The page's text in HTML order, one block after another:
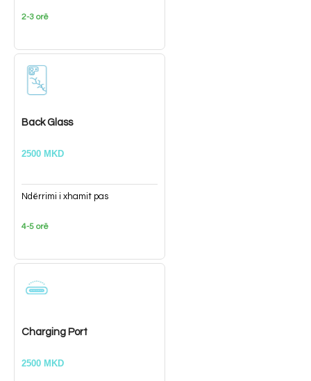
2-3 orë
Back Glass
2500 MKD
Ndërrimi i xhamit pas
4-5 orë
Charging Port
2500 MKD